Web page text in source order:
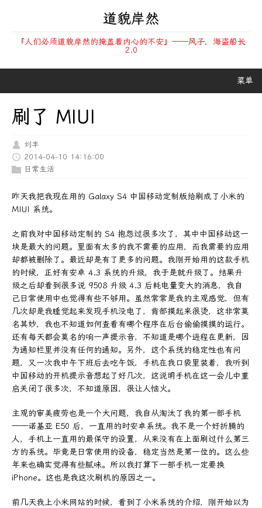
道貌岸然
『人们必须道貌岸然的掩盖着内心的不安』——风子，海盗船长
2.0
菜单
刷了 MIUI
刘丰
2014-04-10 14:16:00
日常生活
昨天我把我现在用的 Galaxy S4 中国移动定制版给刷成了小米的
MIUI 系统。
之前我对中国移动定制的 S4 抱怨过很多次了，其中中国移动这一
块是最大的问题。里面有太多的我不需要的应用，而我需要的应用
却都被删除了。最近却是有了更多的问题。我刚开始用的这款手机
的时候，正好有安卓 4.3 系统的升级，我于是就升级了。结果升
级之后却看到很多说 9508 升级 4.3 后耗电量变大的消息，我自
己日常使用中也觉得有些不够用。虽然常常是我的主观感觉，但有
几次却是我睡觉起来发现手机没电了，背部摸起来很烫，这非常莫
名其妙，我也不知道如何查看有哪个程序在后台偷偷摸摸的运行。
还有每天都会莫名的响一声提示音，不知道是哪个进程在更新，因
为通知栏里并没有任何的通知。另外，这个系统的稳定性也有问
题，又一次我中午下班后去吃午饭，手机在我口袋里装着，我听到
中国移动的开机提示音想起了好几次，这说明手机在这一会儿中重
启关闭了很多次，不知道原因，很让人恼火。
主观的审美疲劳也是一个大问题，我自从淘汰了我的第一部手机
——诺基亚 E50 后，一直用的时安卓系统。我不是一个好折腾的
人，手机上一直用的最保守的设置，从来没有在上面刷过什么第三
方的系统。毕竟是日常使用的设备，稳定当然是第一位的。这么些
年来也确实觉得有些腻味。所以我打算下一部手机一定要换
iPhone。这也是我这次刷机的原因之一。
前几天我上小米网站的时候，看到了小米系统的介绍，刚开始以为